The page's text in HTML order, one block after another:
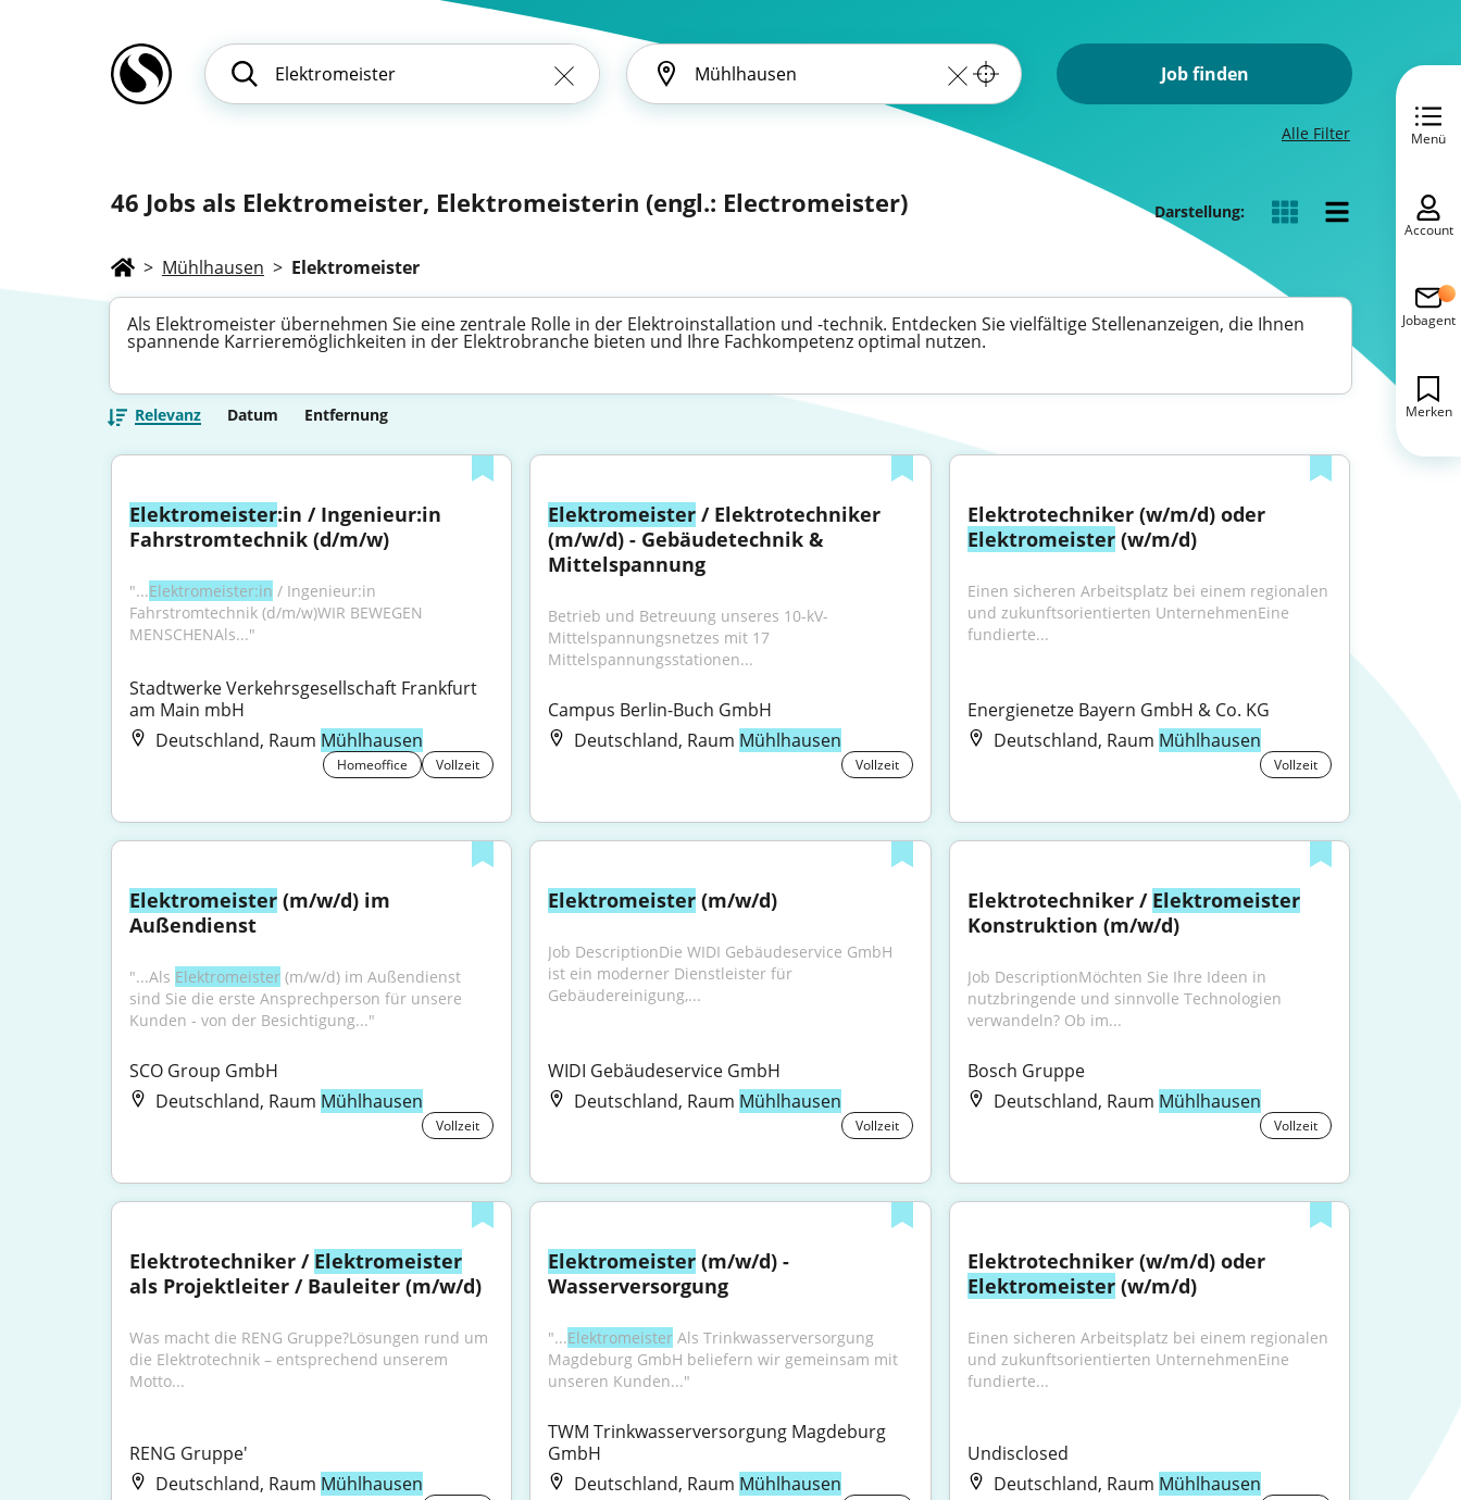
Job finden
Alle Filter
46 Jobs als Elektromeister, Elektromeisterin (engl.: Electromeister) Darstellung:
> Mühlhausen > Elektromeister
Als Elektromeister übernehmen Sie eine zentrale Rolle in der Elektroinstallation und -technik. Entdecken Sie vielfältige Stellenanzeigen, die Ihnen
spannende Karrieremöglichkeiten in der Elektrobranche bieten und Ihre Fachkompetenz optimal nutzen.
Relevanz Datum Entfernung
Elektromeister:in / Ingenieur:in
Fahrstromtechnik (d/m/w)
"...Elektromeister:in / Ingenieur:in
Fahrstromtechnik (d/m/w)WIR BEWEGEN
MENSCHENAls..."
Stadtwerke Verkehrsgesellschaft Frankfurt
am Main mbH
Deutschland, Raum Mühlhausen
Homeoffice Vollzeit
Elektromeister / Elektrotechniker
(m/w/d) - Gebäudetechnik &
Mittelspannung
Betrieb und Betreuung unseres 10-kV-
Mittelspannungsnetzes mit 17
Mittelspannungsstationen...
Campus Berlin-Buch GmbH
Deutschland, Raum Mühlhausen
Vollzeit
Elektrotechniker (w/m/d) oder
Elektromeister (w/m/d)
Einen sicheren Arbeitsplatz bei einem regionalen
und zukunftsorientierten UnternehmenEine
fundierte...
Energienetze Bayern GmbH & Co. KG
Deutschland, Raum Mühlhausen
Vollzeit
Elektromeister (m/w/d) im
Außendienst
"...Als Elektromeister (m/w/d) im Außendienst
sind Sie die erste Ansprechperson für unsere
Kunden - von der Besichtigung..."
SCO Group GmbH
Deutschland, Raum Mühlhausen
Vollzeit
Elektromeister (m/w/d)
Job DescriptionDie WIDI Gebäudeservice GmbH
ist ein moderner Dienstleister für
Gebäudereinigung,...
WIDI Gebäudeservice GmbH
Deutschland, Raum Mühlhausen
Vollzeit
Elektrotechniker / Elektromeister
Konstruktion (m/w/d)
Job DescriptionMöchten Sie Ihre Ideen in
nutzbringende und sinnvolle Technologien
verwandeln? Ob im...
Bosch Gruppe
Deutschland, Raum Mühlhausen
Vollzeit
Elektrotechniker / Elektromeister
als Projektleiter / Bauleiter (m/w/d)
Was macht die RENG Gruppe?Lösungen rund um
die Elektrotechnik – entsprechend unserem
Motto...
RENG Gruppe'
Deutschland, Raum Mühlhausen
Elektromeister (m/w/d) -
Wasserversorgung
"...Elektromeister Als Trinkwasserversorgung
Magdeburg GmbH beliefern wir gemeinsam mit
unseren Kunden..."
TWM Trinkwasserversorgung Magdeburg
GmbH
Deutschland, Raum Mühlhausen
Elektrotechniker (w/m/d) oder
Elektromeister (w/m/d)
Einen sicheren Arbeitsplatz bei einem regionalen
und zukunftsorientierten UnternehmenEine
fundierte...
Undisclosed
Deutschland, Raum Mühlhausen
Menü
Account
Jobagent
Merken